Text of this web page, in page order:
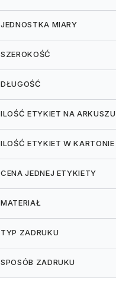
JEDNOSTKA MIARY
SZEROKOŚĆ
DŁUGOŚĆ
ILOŚĆ ETYKIET NA ARKUSZU
ILOŚĆ ETYKIET W KARTONIE
CENA JEDNEJ ETYKIETY
MATERIAŁ
TYP ZADRUKU
SPOSÓB ZADRUKU